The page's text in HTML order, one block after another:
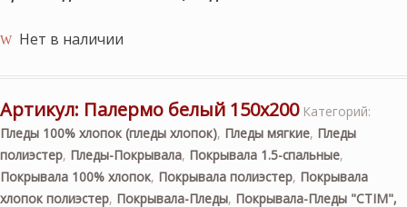
Нет в наличии
Артикул: Палермо белый 150х200 Категорий:
Пледы 100% хлопок (пледы хлопок), Пледы мягкие, Пледы
полиэстер, Пледы-Покрывала, Покрывала 1.5-спальные,
Покрывала 100% хлопок, Покрывала полиэстер, Покрывала
хлопок полиэстер, Покрывала-Пледы, Покрывала-Пледы "CTIM",